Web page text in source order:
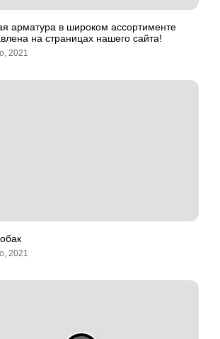
арматура в широком ассортименте
на страницах нашего сайта!
2021
2021